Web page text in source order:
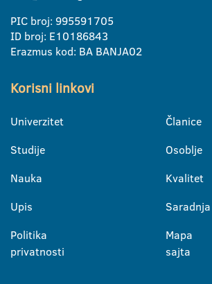
PIC broj: 995591705
ID broj: E10186843
Erazmus kod: BA BANJA02
Korisni linkovi
Univerzitet
Studije
Nauka
Upis
Politika
privatnosti
Članice
Osoblje
Kvalitet
Saradnja
Mapa
sajta